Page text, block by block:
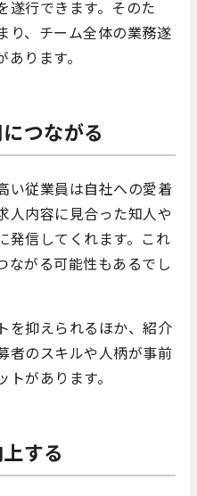
遂行できます。そのた
り、チーム全体の業務遂
ります。
つながる
い従業員は自社への愛着
人内容に見合った知人や
発信してくれます。これ
ながる可能性もあるでし
を抑えられるほか、紹介
者のスキルや人柄が事前
があります。
する